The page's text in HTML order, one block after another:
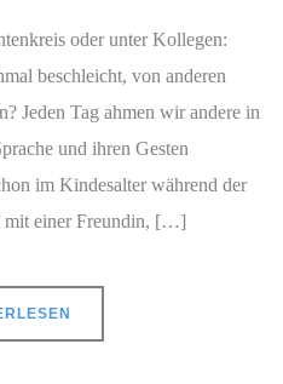
oder unter Kollegen:
beschleicht, von anderen
Jeden Tag ahmen wir andere in
und ihren Gesten
im Kindesalter während der
mit einer Freundin, […]